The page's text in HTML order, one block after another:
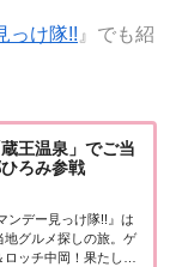
っけ隊!! 』でも紹
王温泉」でご当
ろみ参戦
ンデー見っけ隊!!』は
グルメ探しの旅。ゲ
ッチ中岡！果たして